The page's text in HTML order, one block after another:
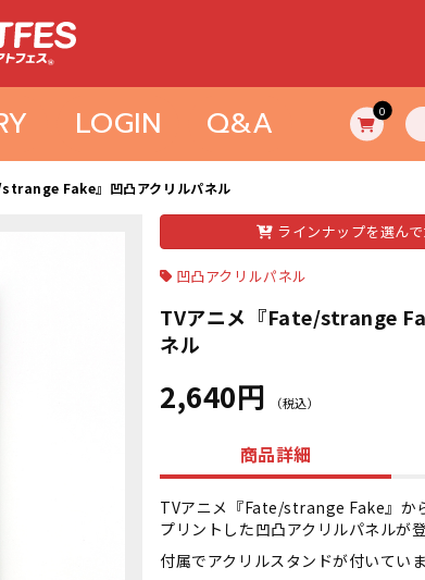
LOGIN Q&A 0
Fake』凹凸アクリルパネル
ラインナップを選ん
凹凸アクリルパネル
TVアニメ『Fate/strange
ネル
2,640円 （税込）
商品詳細
TVアニメ『Fate/strange Fake』か
プリントした凹凸アクリルパネルが登
付属でアクリルスタンドが付いていま